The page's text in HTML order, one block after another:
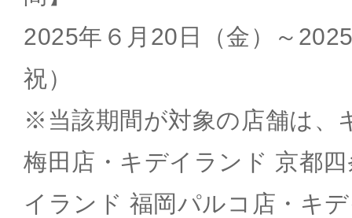
2025年６月20日（金）～
祝）
※当該期間が対象の店舗は、
梅田店・キデイランド 京都
イランド 福岡パルコ店・キ